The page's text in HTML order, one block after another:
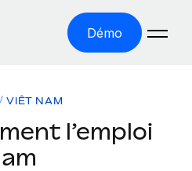
Démo
VIÊT NAM
l’emploi